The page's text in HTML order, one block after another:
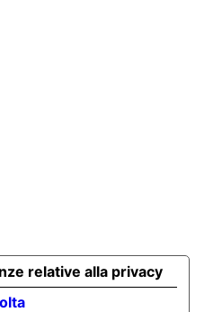
relative alla privacy